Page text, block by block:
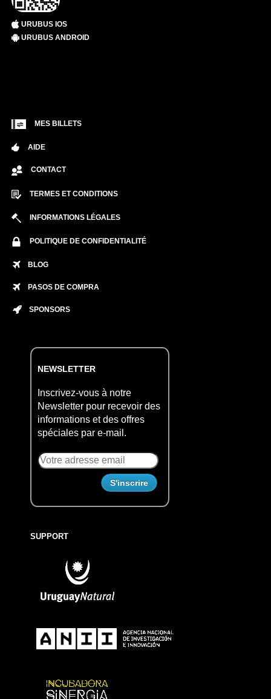
URUBUS IOS
URUBUS ANDROID
MES BILLETS
AIDE
CONTACT
TERMES ET CONDITIONS
INFORMATIONS LÉGALES
POLITIQUE DE CONFIDENTIALITÉ
BLOG
PASOS DE COMPRA
SPONSORS
NEWSLETTER
Inscrivez-vous à notre
Newsletter pour recevoir des
informations et des offres
spéciales par e-mail.
SUPPORT